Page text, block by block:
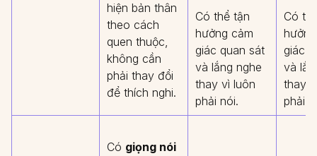
hiện bản thân
theo cách
quen thuộc,
không cần
phải thay đổi
để thích nghi.
Có thể tận
hưởng cảm
giác quan sát
và lắng nghe
thay vì luôn
phải nói.
Có
giác
và
thay
phải
Có giọng nói